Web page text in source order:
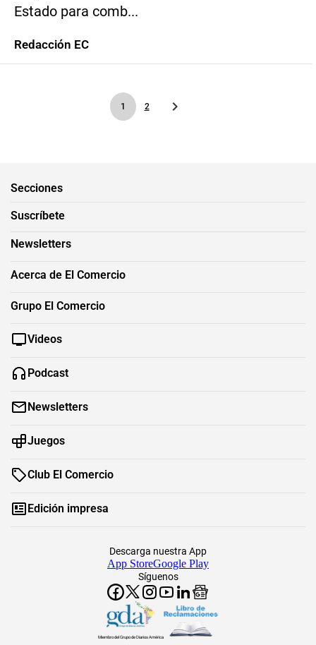
Estado para comb...
Redacción EC
1 2
Secciones
Suscríbete
Newsletters
Acerca de El Comercio
Grupo El Comercio
Videos
Podcast
Newsletters
Juegos
Club El Comercio
Edición impresa
Síguenos
Descarga nuestra App
App StoreGoogle Play
Miembro del Grupo de Diarios América